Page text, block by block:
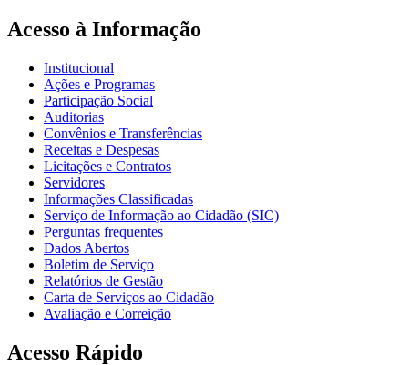
Acesso à Informação
Institucional
Ações e Programas
Participação Social
Auditorias
Convênios e Transferências
Receitas e Despesas
Licitações e Contratos
Servidores
Informações Classificadas
Serviço de Informação ao Cidadão (SIC)
Perguntas frequentes
Dados Abertos
Boletim de Serviço
Relatórios de Gestão
Carta de Serviços ao Cidadão
Avaliação e Correição
Acesso Rápido